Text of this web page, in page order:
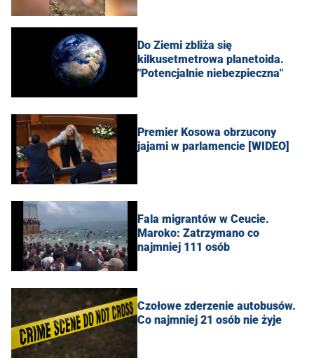
Do Ziemi zbliża się
kilkusetmetrowa planetoida.
"Potencjalnie niebezpieczna"
Premier Kosowa obrzucony
jajami w parlamencie [WIDEO]
Fala migrantów w Ceucie.
Maroko: Zatrzymano co
najmniej 111 osób
Czołowe zderzenie autobusów.
Co najmniej 21 osób nie żyje